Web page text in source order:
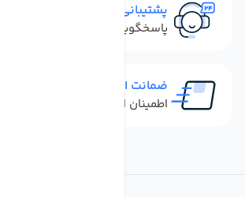
پشتیبانی سریع
پاسخگویی سریع به تماس‌ها و
ضمانت اصل بودن کالا
اطمینان از خرید کالای اورجینال